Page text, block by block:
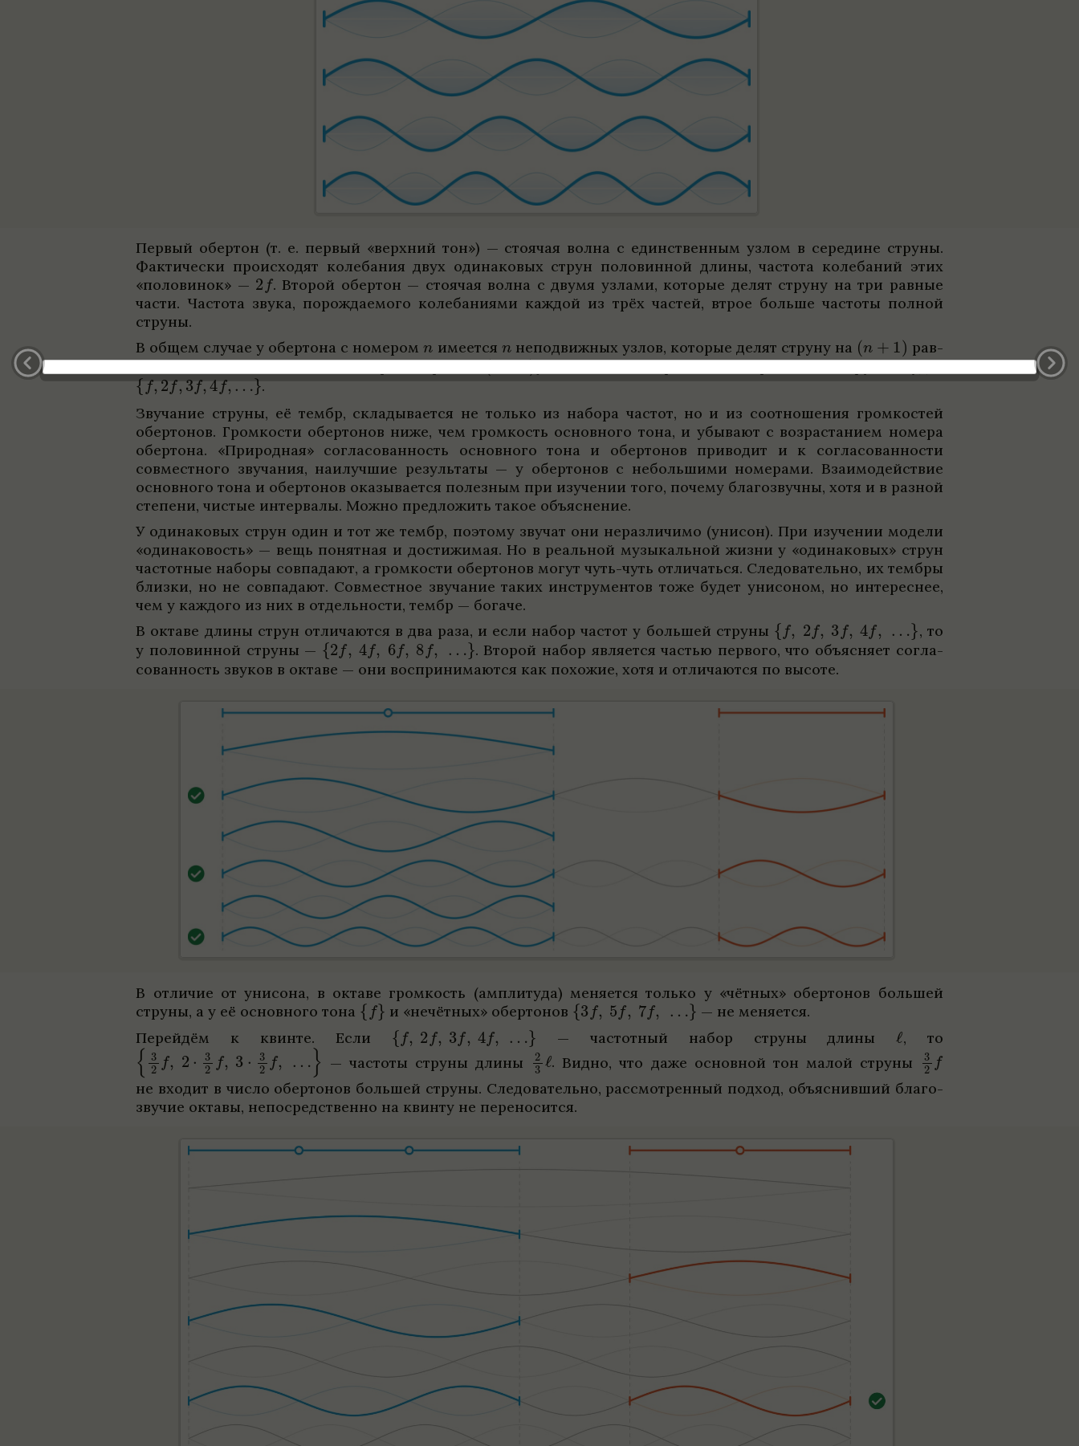
Пер­вый обер­тон (т. е. пер­вый «верх­ний тон») — сто­я­чая волна с един­ствен­ным узлом в сере­дине струны.
Фак­ти­че­ски про­ис­хо­дят коле­ба­ния двух оди­на­ко­вых струн поло­вин­ной длины, частота коле­ба­ний этих
«поло­ви­нок» —
. Вто­рой обер­тон — сто­я­чая волна с двумя узлами, кото­рые делят струну на три рав­ные
части. Частота звука, порож­да­емого коле­ба­ни­ями каж­дой из трёх частей, втрое больше частоты пол­ной
струны.
В общем слу­чае у обер­тона с номе­ром
име­ется непо­движ­ных узлов, кото­рые делят струну на
рав­
ных частей. Частота этого обер­тона равна
.Пол­ным набо­ром частот реаль­ной струны будет
.
Зву­ча­ние струны, её тембр, скла­ды­ва­ется не только из набора частот, но и из соот­ноше­ния гром­ко­стей
обер­то­нов. Гром­ко­сти обер­то­нов ниже, чем гром­кость основ­ного тона, и убы­вают с воз­рас­та­нием номера
обер­тона. «При­род­ная» согла­со­ван­ность основ­ного тона и обер­то­нов при­во­дит и к согла­со­ван­но­сти
совмест­ного зву­ча­ния, наи­лучшие результаты — у обер­то­нов с небольшими номе­рами. Вза­и­мо­действие
основ­ного тона и обер­то­нов ока­зы­ва­ется полез­ным при изу­че­нии того, почему благо­звучны, хотя и в раз­ной
степени, чистые интер­валы. Можно пред­ложить такое объяс­не­ние.
У оди­на­ко­вых струн один и тот же тембр, поэтому зву­чат они нераз­ли­чимо (уни­сон). При изу­че­нии модели
«оди­на­ко­вость» — вещь понят­ная и достижимая. Но в реаль­ной музыкаль­ной жизни у «оди­на­ко­вых» струн
частот­ные наборы совпа­дают, а гром­ко­сти обер­то­нов могут чуть-чуть отли­чаться. Сле­до­ва­тельно, их тембры
близки, но не совпа­дают. Совмест­ное зву­ча­ние таких инструмен­тов тоже будет уни­со­ном, но инте­рес­нее,
чем у каж­дого из них в отдель­но­сти, тембр — богаче.
В октаве длины струн отли­чаются в два раза, и если набор частот у большей струны
, то
у поло­вин­ной струны —
. Вто­рой набор явля­ется частью пер­вого, что объяс­няет согла­
со­ван­ность зву­ков в октаве — они воспри­нимаются как похожие, хотя и отли­чаются по высоте.
В отли­чие от уни­сона, в октаве гром­кость (ампли­туда) меня­ется только у «чёт­ных» обер­то­нов большей
струны, а у её основ­ного тона
и «нечёт­ных» обер­то­нов
— не меня­ется.
Перей­дём к квинте. Если
— частот­ный набор струны длины , то
— частоты струны длины
. Видно, что даже основ­ной тон малой струны
не вхо­дит в число обер­то­нов большей струны. Сле­до­ва­тельно, рас­смот­рен­ный под­ход, объяс­нивший благо­
зву­чие октавы, непо­сред­ственно на квинту не пере­но­сится.